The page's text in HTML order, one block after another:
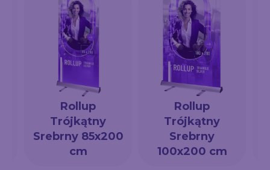
Rollup
Trójkątny
Srebrny 85x200
cm
Rollup
Trójkątny
Srebrny
100x200 cm